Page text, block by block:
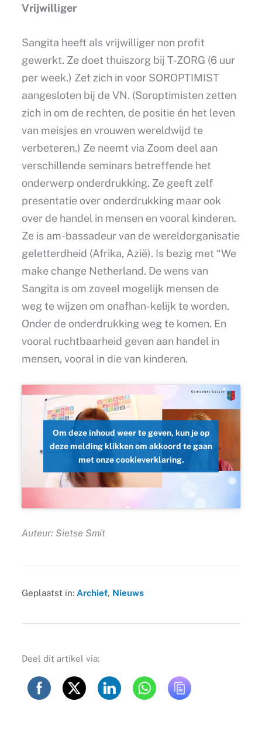
Vrijwilliger
Sangita heeft als vrijwilliger non profit
gewerkt. Ze doet thuiszorg bij T-ZORG (6 uur
per week.) Zet zich in voor SOROPTIMIST
aangesloten bij de VN. (Soroptimisten zetten
zich in om de rechten, de positie én het leven
van meisjes en vrouwen wereldwijd te
verbeteren.) Ze neemt via Zoom deel aan
verschillende seminars betreffende het
onderwerp onderdrukking. Ze geeft zelf
presentatie over onderdrukking maar ook
over de handel in mensen en vooral kinderen.
Ze is am-bassadeur van de wereldorganisatie
geletterdheid (Afrika, Azië). Is bezig met “We
make change Netherland. De wens van
Sangita is om zoveel mogelijk mensen de
weg te wijzen om onafhan-kelijk te worden.
Onder de onderdrukking weg te komen. En
vooral ruchtbaarheid geven aan handel in
mensen, vooral in die van kinderen.
Om deze inhoud weer te geven, kun je op
deze melding klikken om akkoord te gaan
met onze cookieverklaring.
Auteur: Sietse Smit
Geplaatst in: Archief, Nieuws
Deel dit artikel via: